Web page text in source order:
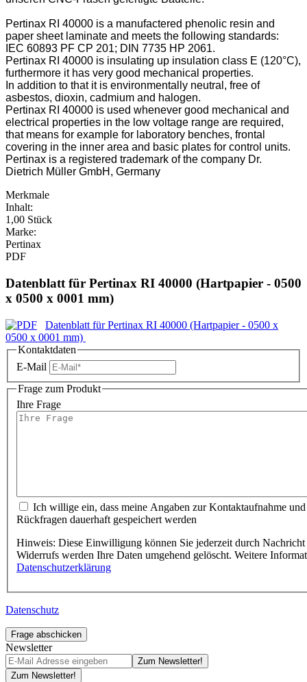
Pertinax RI 40000 is a manufactered phenolic resin and
paper sheet laminate and meets the following standards:
IEC 60893 PF CP 201; DIN 7735 HP 2061.
Pertinax RI 40000 is insulating up insulation class E (120°C),
furthermore it has very good mechanical properties.
In addition to that it is environmentally neutral, free of
asbestos, dioxin, cadmium and halogen.
Pertinax RI 40000 is used whenever good mechanical and
electrical properties in the low voltage range are required,
that means for example for laboratory benches, frontal
covering in the inner area and basic plates for control units.
Pertinax is a registered trademark of the company Dr.
Dietrich Müller GmbH, Germany
Merkmale
Inhalt:
1,00 Stück
Marke:
Pertinax
PDF
Datenblatt für Pertinax RI 40000 (Hartpapier - 0500
x 0500 x 0001 mm)
Datenblatt für Pertinax RI 40000 (Hartpapier - 0500 x
0500 x 0001 mm)
Kontaktdaten
E-Mail
Frage zum Produkt
Ihre Frage
Ich willige ein, dass meine Angaben zur Kontaktaufnahme
Rückfragen dauerhaft gespeichert werden
Hinweis: Diese Einwilligung können Sie jederzeit durch
Widerrufs werden Ihre Daten umgehend gelöscht. Weitere
Datenschutzerklärung
Datenschutz
Frage abschicken
Newsletter
Zum Newsletter!
Zum Newsletter!